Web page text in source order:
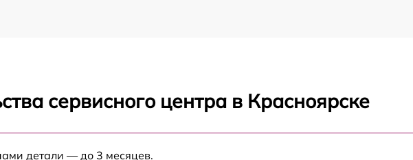
сервисного центра в Красноярске
детали — до 3 месяцев.